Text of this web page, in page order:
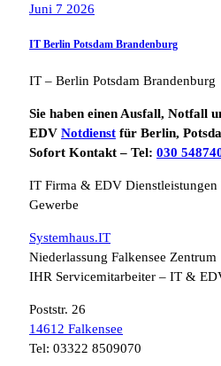
Juni 7 2026
IT Berlin Potsdam Brandenburg
IT – Berlin Potsdam Brandenburg
Sie haben einen Ausfall, Notfall
EDV Notdienst für Berlin,
Sofort Kontakt – Tel: 030
IT Firma & EDV
Gewerbe
Systemhaus.IT
Niederlassung Falkensee Zentrum
IHR Servicemitarbeiter – IT &
Poststr. 26
14612 Falkensee
Tel: 03322 8509070